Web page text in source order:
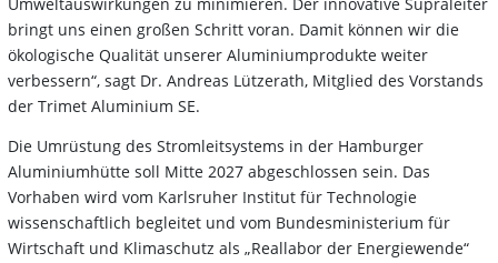
bringt uns einen großen Schritt voran. Damit können wir die
ökologische Qualität unserer Aluminiumprodukte weiter
verbessern“, sagt Dr. Andreas Lützerath, Mitglied des Vorstands
der Trimet Aluminium SE.
Die Umrüstung des Stromleitsystems in der Hamburger
Aluminiumhütte soll Mitte 2027 abgeschlossen sein. Das
Vorhaben wird vom Karlsruher Institut für Technologie
wissenschaftlich begleitet und vom Bundesministerium für
Wirtschaft und Klimaschutz als „Reallabor der Energiewende“